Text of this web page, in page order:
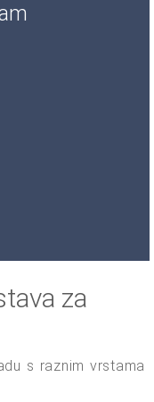
za
s raznim vrstama